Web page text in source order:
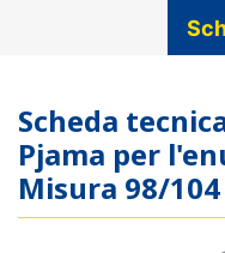
Scheda
Pjama per
Misura 98/104